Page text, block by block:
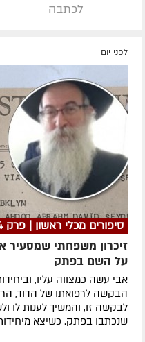
לכתבה
לפני יום
סיפורים מכלי ראשון | פרק 344
זיכרון משפחתי שמסעיר
על השם בפתק
אבי עשה כמצווה עליו,
הבקשה לרפואתו של הדוד,
לבקשה זו, והמשיך לענות לו
שנכתבו בפתק. כשיצא